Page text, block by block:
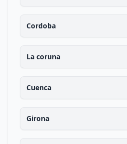
Cordoba
La coruna
Cuenca
Girona